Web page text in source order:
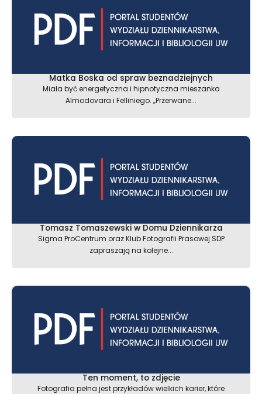
Matka Boska od spraw beznadziejnych
Miała być energetyczna i hipnotyczna mieszanka
Almodovara i Felliniego. „Przerwane...
Tomasz Tomaszewski w Domu Dziennikarza
Sigma ProCentrum oraz Klub Fotografii Prasowej SDP
zapraszają na kolejne...
Ten moment, to zdjęcie
Fotografia pełna jest przykładów wielkich karier, które